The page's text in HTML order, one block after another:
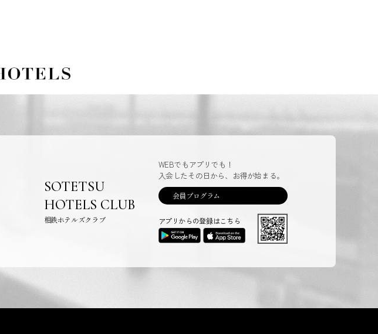
SOTETSU
HOTELS CLUB
相鉄ホテルズクラブ
WEBでもアプリでも！
入会したその日から、お得が始まる。
会員プログラム
アプリからの登録はこちら